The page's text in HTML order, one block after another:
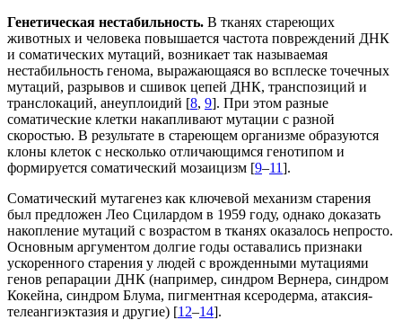
Генетическая нестабильность. В тканях стареющих
животных и человека повышается частота повреждений ДНК
и соматических мутаций, возникает так называемая
нестабильность генома, выражающаяся во всплеске точечных
мутаций, разрывов и сшивок цепей ДНК, транспозиций и
транслокаций, анеуплоидий [8, 9]. При этом разные
соматические клетки накапливают мутации с разной
скоростью. В результате в стареющем организме образуются
клоны клеток с несколько отличающимся генотипом и
формируется соматический мозаицизм [9–11].
Соматический мутагенез как ключевой механизм старения
был предложен Лео Сцилардом в 1959 году, однако доказать
накопление мутаций с возрастом в тканях оказалось непросто.
Основным аргументом долгие годы оставались признаки
ускоренного старения у людей с врожденными мутациями
генов репарации ДНК (например, синдром Вернера, синдром
Кокейна, синдром Блума, пигментная ксеродерма, атаксия-
телеангиэктазия и другие) [12–14].